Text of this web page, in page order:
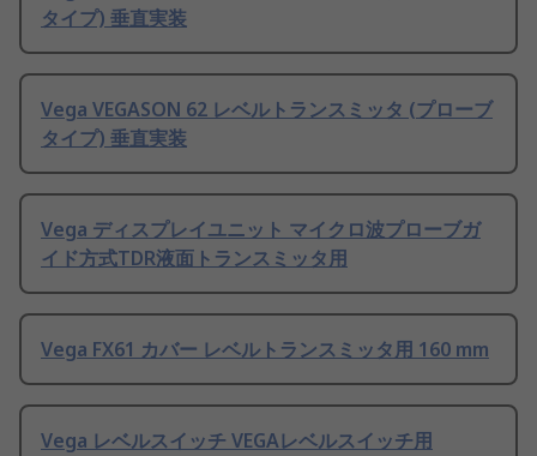
タイプ) 垂直実装
Vega VEGASON 62 レベルトランスミッタ (プローブ
タイプ) 垂直実装
Vega ディスプレイユニット マイクロ波プローブガ
イド方式TDR液面トランスミッタ用
Vega FX61 カバー レベルトランスミッタ用 160 mm
Vega レベルスイッチ VEGAレベルスイッチ用